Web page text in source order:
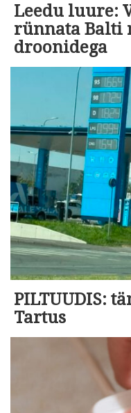
Leedu luure:
rünnata Balti
droonidega
PILTUUDIS:
Tartus